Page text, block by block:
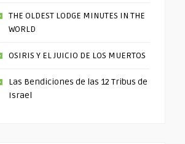
THE OLDEST LODGE MINUTES IN THE
WORLD
OSIRIS Y EL JUICIO DE LOS MUERTOS
Las Bendiciones de las 12 Tribus de
Israel